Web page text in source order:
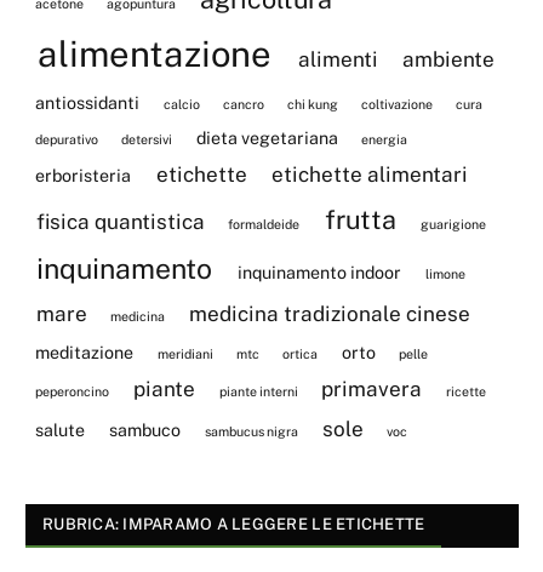
acetone agopuntura
alimentazione alimenti ambiente
antiossidanti calcio cancro chi kung coltivazione cura
depurativo detersivi dieta vegetariana energia
erboristeria etichette
etichette alimentari
fisica quantistica
formaldeide frutta guarigione
inquinamento inquinamento indoor limone
mare medicina medicina tradizionale cinese
meditazione meridiani mtc ortica orto pelle
peperoncino piante piante interni primavera ricette
salute sambuco sambucus nigra sole voc
RUBRICA: IMPARAMO A LEGGERE LE ETICHETTE